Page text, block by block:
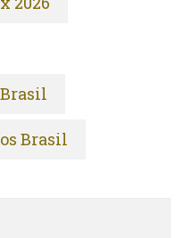
Brasil